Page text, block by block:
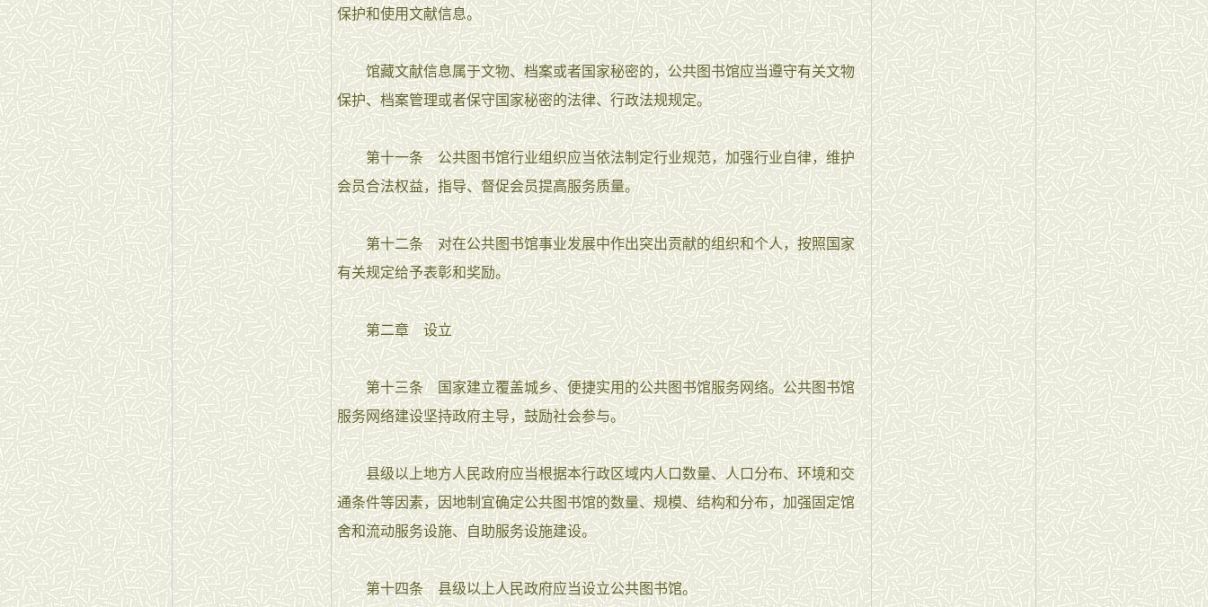
保护和使用文献信息。
馆藏文献信息属于文物、档案或者国家秘密的，公共图书馆应当遵守有关文物
保护、档案管理或者保守国家秘密的法律、行政法规规定。
第十一条 公共图书馆行业组织应当依法制定行业规范，加强行业自律，维护
会员合法权益，指导、督促会员提高服务质量。
第十二条 对在公共图书馆事业发展中作出突出贡献的组织和个人，按照国家
有关规定给予表彰和奖励。
第二章 设立
第十三条 国家建立覆盖城乡、便捷实用的公共图书馆服务网络。公共图书馆
服务网络建设坚持政府主导，鼓励社会参与。
县级以上地方人民政府应当根据本行政区域内人口数量、人口分布、环境和交
通条件等因素，因地制宜确定公共图书馆的数量、规模、结构和分布，加强固定馆
舍和流动服务设施、自助服务设施建设。
第十四条 县级以上人民政府应当设立公共图书馆。